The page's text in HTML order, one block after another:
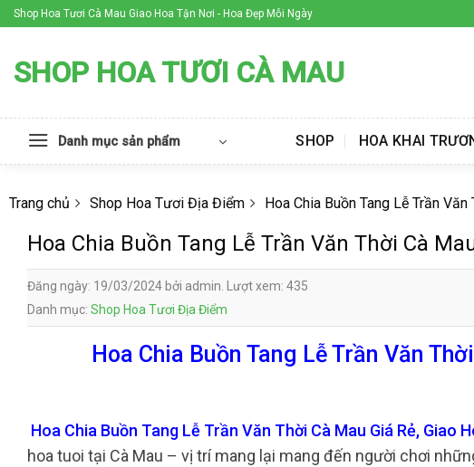
Skip
to
Shop Hoa Tươi Cà Mau Giao Hoa Tận Nơi - Hoa Đẹp Mỗi Ngày
SHOP HOA TƯƠI CÀ MAU
Danh mục sản phẩm SHOP HOA KHAI
Trang chủ Shop Hoa Tươi Địa Điểm Hoa Chia Buồn Tang Lễ Trần Văn
Hoa Chia Buồn Tang Lễ Trần Văn Thời Cà
Đăng ngày: 19/03/2024 bởi admin. Lượt xem: 435
Danh mục: Shop Hoa Tươi Địa Điểm
Hoa Chia Buồn Tang Lễ Trần Văn
Hoa Chia Buồn Tang Lễ Trần Văn Thời Cà Mau Giá Rẻ, Giao
hoa tuoi tại Cà Mau – vị trí mang lại mang đến người chơi